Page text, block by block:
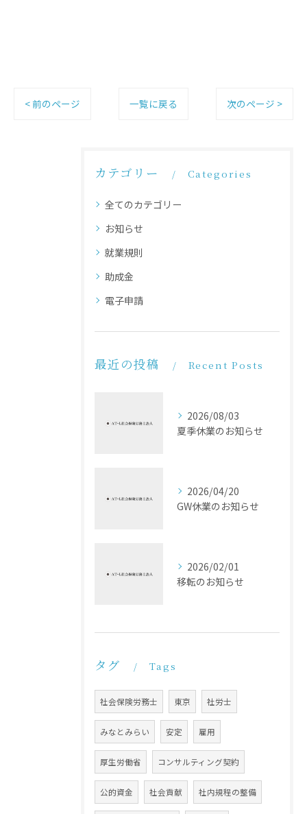
< 前のページ 一覧に戻る 次のページ >
カテゴリー Categories
全てのカテゴリー
お知らせ
就業規則
助成金
電子申請
最近の投稿 Recent Posts
2026/08/03
夏季休業のお知らせ
2026/04/20
GW休業のお知らせ
2026/02/01
移転のお知らせ
タグ Tags
社会保険労務士 東京 社労士
みなとみらい 安定 雇用
厚生労働省 コンサルティング契約
公的資金 社会貢献 社内規程の整備